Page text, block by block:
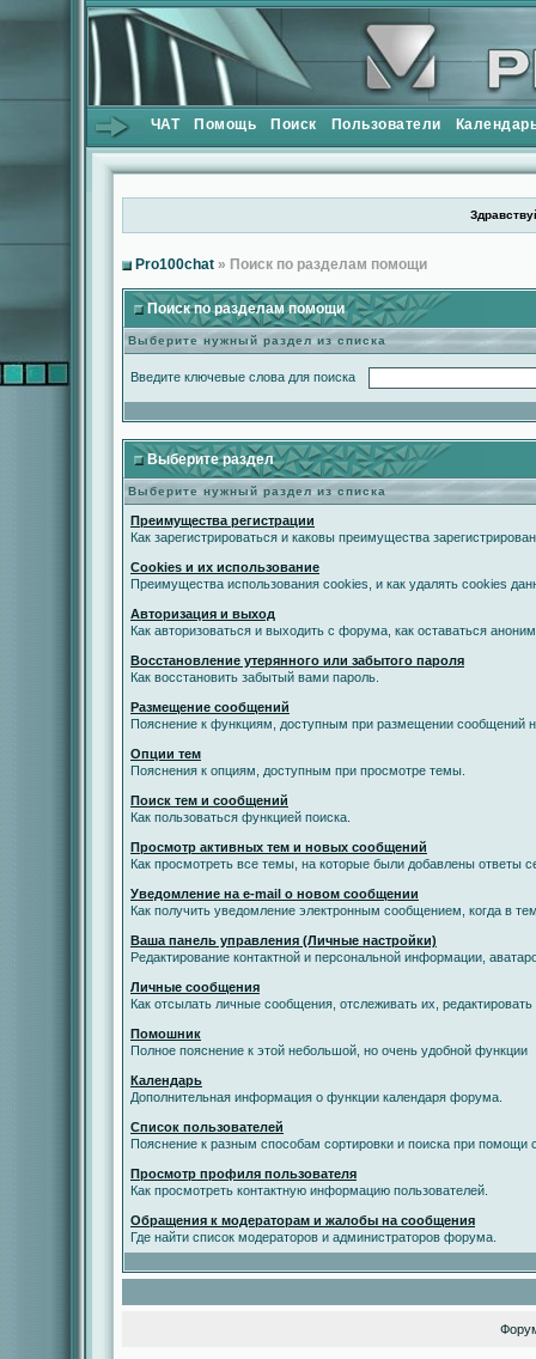
ЧАТ Помощь Поиск Пользователи
Pro100chat » Поиск по разделам помощи
Поиск по разделам помощи
Выберите нужный раздел из списка
Введите ключевые слова для поиска
Выберите раздел
Выберите нужный раздел из списка
Преимущества регистрации
Как зарегистрироваться и каковы преимущества
Cookies и их использование
Преимущества использования cookies, и как удалять cookies
Авторизация и выход
Как авторизоваться и выходить с форума, как оставаться
Восстановление утерянного или забытого пароля
Как восстановить забытый вами пароль.
Размещение сообщений
Пояснение к функциям, доступным при размещении сообщений
Опции тем
Пояснения к опциям, доступным при просмотре темы.
Поиск тем и сообщений
Как пользоваться функцией поиска.
Просмотр активных тем и новых сообщений
Как просмотреть все темы, на которые были добавлены ответы
Уведомление на е-mail о новом сообщении
Как получить уведомление электронным сообщением, когда в
Ваша панель управления (Личные настройки)
Редактирование контактной и персональной информации,
Личные сообщения
Как отсылать личные сообщения, отслеживать их,
Помошник
Полное пояснение к этой небольшой, но очень удобной функции
Календарь
Дополнительная информация о функции календаря форума.
Список пользователей
Пояснение к разным способам сортировки и поиска при помощи
Просмотр профиля пользователя
Как просмотреть контактную информацию пользователей.
Обращения к модераторам и жалобы на сообщения
Где найти список модераторов и администраторов форума.